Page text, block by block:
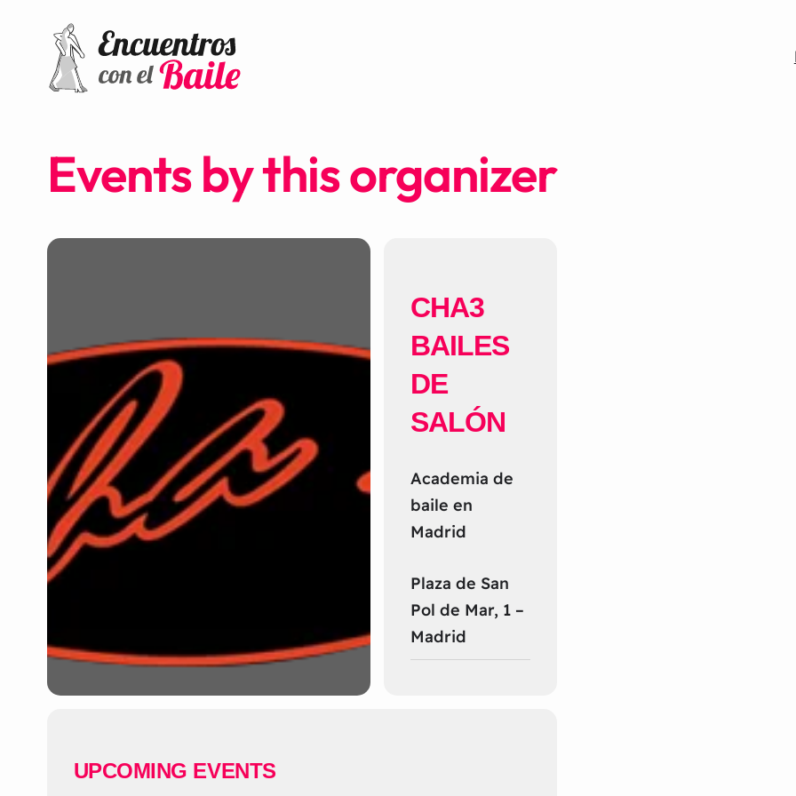
Events by this organizer
CHA3
BAILES
DE
SALÓN
Academia de
baile en
Madrid
Plaza de San
Pol de Mar, 1 –
Madrid
UPCOMING EVENTS